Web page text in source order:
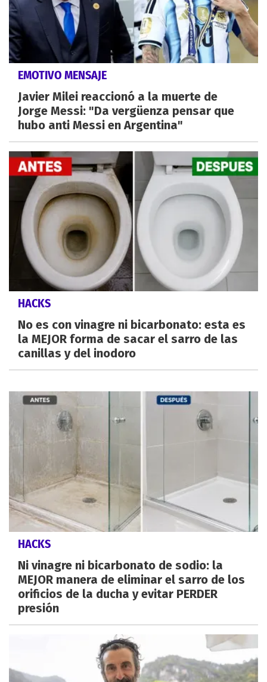
EMOTIVO MENSAJE
Javier Milei reaccionó a la muerte de
Jorge Messi: "Da vergüenza pensar que
hubo anti Messi en Argentina"
HACKS
No es con vinagre ni bicarbonato: esta es
la MEJOR forma de sacar el sarro de las
canillas y del inodoro
HACKS
Ni vinagre ni bicarbonato de sodio: la
MEJOR manera de eliminar el sarro de los
orificios de la ducha y evitar PERDER
presión